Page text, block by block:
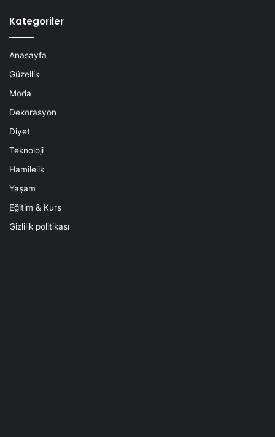
Kategoriler
Anasayfa
Güzellik
Moda
Dekorasyon
Diyet
Teknoloji
Hamilelik
Yaşam
Eğitim & Kurs
Gizlilik politikası